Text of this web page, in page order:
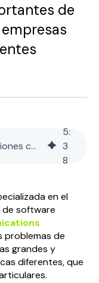
de
La gestión de las comunicaciones con los clientes - dos puntos de vista
5:
3
8
en el
de software
problemas de
grandes y
diferentes, que